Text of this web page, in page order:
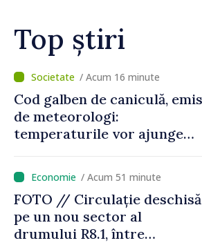
consumului”
Top știri
/ Acum 14 minute
Peste 3 500 de șoferi,
documentați pentru
încălcări comise în traficul
depășit limita de viteză
/ Acum 51 minute
FOTO // Circulație deschisă
pe un nou sector al
drumului R8.1, între